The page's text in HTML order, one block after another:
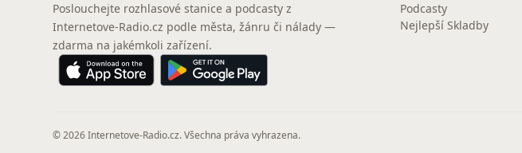
Poslouchejte rozhlasové stanice a podcasty z
Internetove-Radio.cz podle města, žánru či nálady —
zdarma na jakémkoli zařízení.
Podcasty
Nejlepší Skladby
© 2026 Internetove-Radio.cz. Všechna práva vyhrazena.